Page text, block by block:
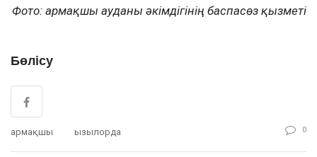
Фото: Қармақшы ауданы әкімдігінің баспасөз қызметі
Бөлісу
Қармақшы Қызылорда 0